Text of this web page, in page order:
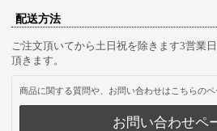
配送方法
ご注文頂いてから土日祝を除きます3営業
頂きます。
商品に関する質問や、お問い合わせはこちらのペ
お問い合わせペ